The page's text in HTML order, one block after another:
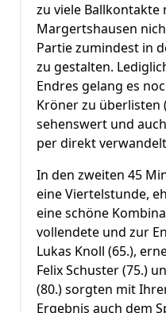
zu viele Ballkontakte
Margertshausen
Partie zumindest in
zu gestalten.
Endres gelang es
Kröner zu überlisten
sehenswert und
per direkt
In den zweiten 45
eine Viertelstunde,
eine schöne
vollendete und zur
Lukas Knoll (65.),
Felix Schuster (75.)
(80.) sorgten mit
Ergebnis auch dem